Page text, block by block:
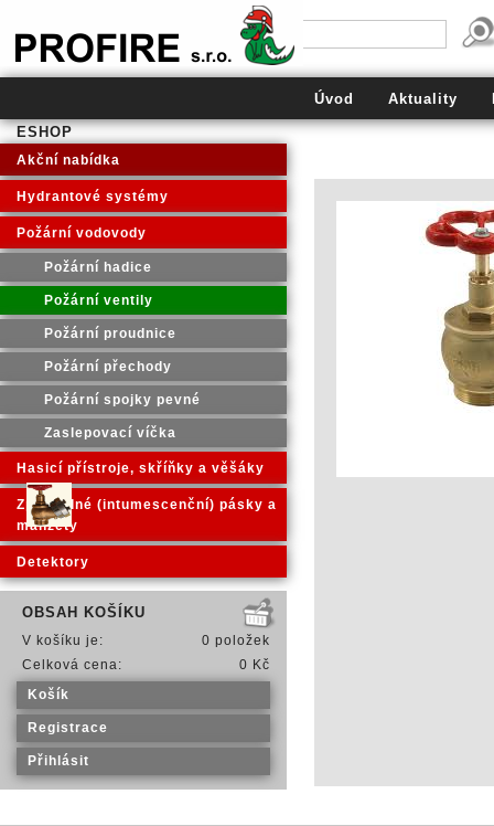
Úvod Aktuality
ESHOP
Akční nabídka
Hydrantové systémy
Požární vodovody
Požární hadice
Požární ventily
Požární proudnice
Požární přechody
Požární spojky pevné
Zaslepovací víčka
Hasicí přístroje, skříňky a věšáky
Zpěnitelné (intumescenční) pásky a
manžety
Detektory
OBSAH KOŠÍKU
V košíku je:
0 položek
Celková cena:
0 Kč
Košík
Registrace
Přihlásit